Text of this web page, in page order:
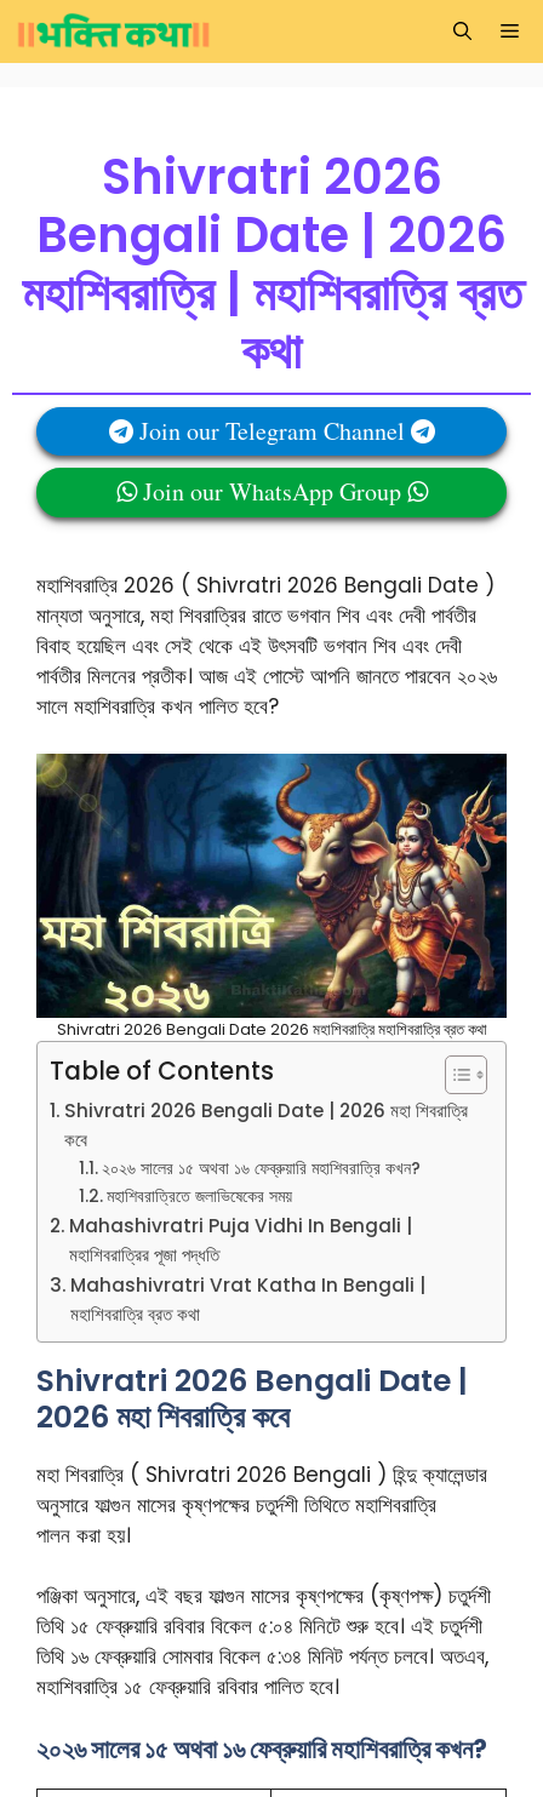
to
Shivratri 2026
Bengali Date | 2026
মহাশিবরাত্রি | মহাশিবরাত্রি ব্রত
কথা
Join our Telegram Channel
Join our WhatsApp Group
মহাশিবরাত্রি 2026 ( Shivratri 2026 Bengali Date )
মান্যতা অনুসারে, মহা শিবরাত্রির রাতে ভগবান শিব এবং দেবী পার্বতীর
বিবাহ হয়েছিল এবং সেই থেকে এই উৎসবটি ভগবান শিব এবং দেবী
পার্বতীর মিলনের প্রতীক। আজ এই পোস্টে আপনি জানতে পারবেন ২০২৬
সালে মহাশিবরাত্রি কখন পালিত হবে?
Shivratri 2026 Bengali Date 2026 মহাশিবরাত্রি মহাশিবরাত্রি ব্রত কথা
Table of Contents
Shivratri 2026 Bengali Date | 2026 মহা শিবরাত্রি
কবে
২০২৬ সালের ১৫ অথবা ১৬ ফেব্রুয়ারি মহাশিবরাত্রি কখন?
মহাশিবরাত্রিতে জলাভিষেকের সময়
Mahashivratri Puja Vidhi In Bengali |
মহাশিবরাত্রির পূজা পদ্ধতি
Mahashivratri Vrat Katha In Bengali |
মহাশিবরাত্রি ব্রত কথা
Shivratri 2026 Bengali Date |
2026 মহা শিবরাত্রি কবে
মহা শিবরাত্রি ( Shivratri 2026 Bengali ) হিন্দু ক্যালেন্ডার
অনুসারে ফাল্গুন মাসের কৃষ্ণপক্ষের চতুর্দশী তিথিতে মহাশিবরাত্রি
পালন করা হয়।
পঞ্জিকা অনুসারে, এই বছর ফাল্গুন মাসের কৃষ্ণপক্ষের (কৃষ্ণপক্ষ) চতুর্দশী
তিথি ১৫ ফেব্রুয়ারি রবিবার বিকেল ৫:০৪ মিনিটে শুরু হবে। এই চতুর্দশী
তিথি ১৬ ফেব্রুয়ারি সোমবার বিকেল ৫:৩৪ মিনিট পর্যন্ত চলবে। অতএব,
মহাশিবরাত্রি ১৫ ফেব্রুয়ারি রবিবার পালিত হবে।
২০২৬ সালের ১৫ অথবা ১৬ ফেব্রুয়ারি মহাশিবরাত্রি কখন?